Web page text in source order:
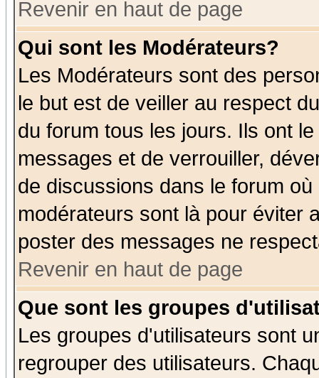
Revenir en haut de page
Qui sont les Modérateurs?
Les Modérateurs sont des
le but est de veiller au respect
du forum tous les jours. Ils ont
messages et de verrouiller,
de discussions dans le forum
modérateurs sont là pour éviter
poster des messages ne
Revenir en haut de page
Que sont les groupes
Les groupes d'utilisateurs sont
regrouper des utilisateurs.